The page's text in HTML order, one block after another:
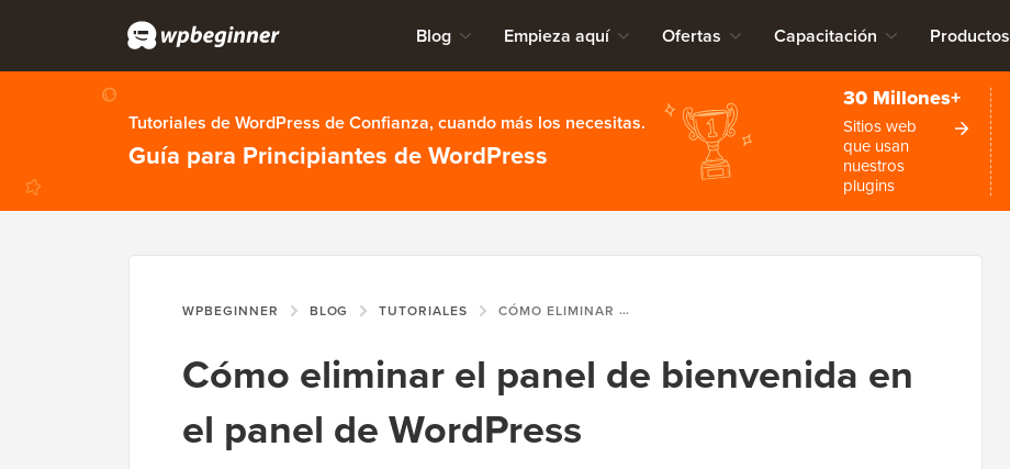
Blog Empieza aquí Ofertas Capacitación Productos
Tutoriales de WordPress de Confianza, cuando más los necesitas.
Guía para Principiantes de WordPress
30 Millones+
Sitios web
que usan
nuestros
plugins
WPBEGINNER BLOG TUTORIALES CÓMO ELIMINAR EL PANEL DE BIENVENIDA EN EL PANEL DE WORDPRESS
Cómo eliminar el panel de bienvenida en
el panel de WordPress